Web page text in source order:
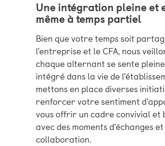
Une intégration pleine et
même à temps partiel
Bien que votre temps soit
l’entreprise et le CFA, nous
chaque alternant se sente
intégré dans la vie de
mettons en place diverses
renforcer votre sentiment
vous offrir un cadre convivial et
avec des moments d’échanges
collaboration.